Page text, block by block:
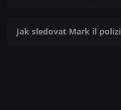
Jak sledovat Mark il